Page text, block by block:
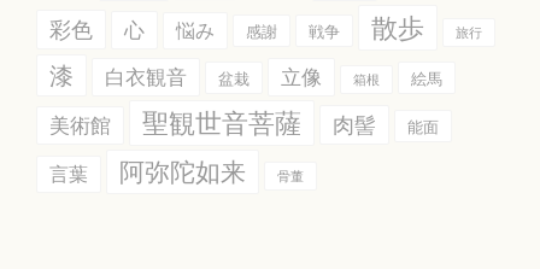
彩色 心 悩み 感謝 戦争 散歩 旅行
漆 白衣観音 盆栽 立像 箱根 絵馬
美術館 聖観世音菩薩 肉髻 能面
言葉 阿弥陀如来 骨董